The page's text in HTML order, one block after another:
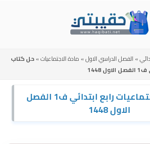
» الفصل الدراسي الاول» مادة الاجتماعيات»حل كتاب
حل كتاب اجتماعيات رابع ابتدائي ف1 الفصل
الاول 1448